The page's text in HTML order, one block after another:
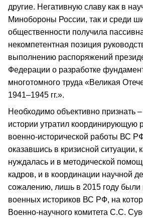
другие. Негативную славу как в
Минобороны России, так и среди
общественности получила
некомпетентная позиция
выполнению распоряжений
Федерации о разработке
многотомного труда «Великая
1941–1945 гг.».
Необходимо объективно признать
истории утратил координирующую
военно-исторической работы ВС
оказавшись в кризисной ситуации,
нуждалась и в методической
кадров, и в координации научной
сожалению, лишь в 2015 году
военных историков ВС РФ, на
Военно-научного комитета С.С.